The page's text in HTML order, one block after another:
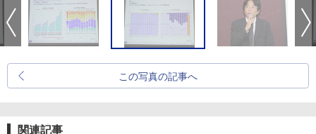
この写真の記事へ
関連記事